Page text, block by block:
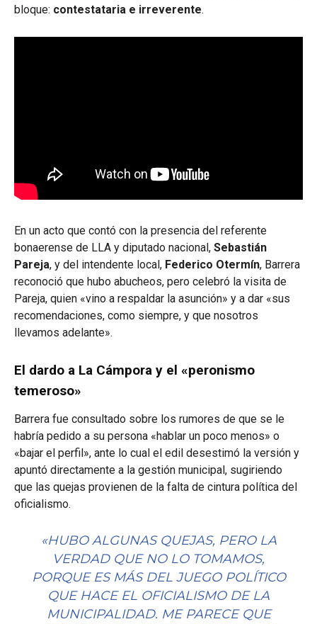
bloque: contestataria e irreverente.
En un acto que contó con la presencia del referente
bonaerense de LLA y diputado nacional, Sebastián
Pareja, y del intendente local, Federico Otermín, Barrera
reconoció que hubo abucheos, pero celebró la visita de
Pareja, quien «vino a respaldar la asunción» y a dar «sus
recomendaciones, como siempre, y que nosotros
llevamos adelante».
El dardo a La Cámpora y el «peronismo
temeroso»
Barrera fue consultado sobre los rumores de que se le
habría pedido a su persona «hablar un poco menos» o
«bajar el perfil», ante lo cual el edil desestimó la versión y
apuntó directamente a la gestión municipal, sugiriendo
que las quejas provienen de la falta de cintura política del
oficialismo.
«HUBO ALGUNAS QUEJAS, PERO LA
VERDAD QUE NO LO TOMAMOS,
PORQUE ES MÁS DEL JUEGO POLÍTICO
QUE HACE EL OFICIALISMO DE LA
MUNICIPALIDAD. ME PARECE QUE